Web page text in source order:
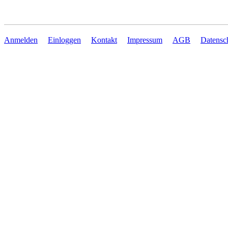
Anmelden Einloggen Kontakt Impressum AGB